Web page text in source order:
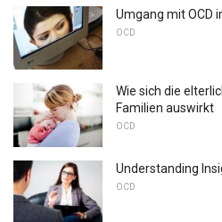
Umgang mit OCD
OCD
Wie sich die
Familien auswirkt
OCD
Understanding
OCD